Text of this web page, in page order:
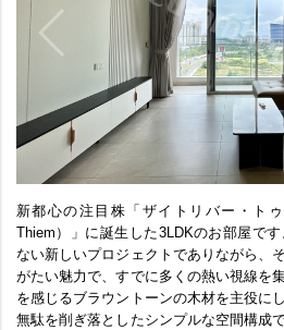
新都心の注目株「ザイトリバー・ト
Thiem）」に誕生した3LDKのお部屋で
ない新しいプロジェクトでありながら、
がたい魅力で、すでに多くの熱い視線を
を感じるブラウントーンの木材を主役に
無駄を削ぎ落としたシンプルな空間構成